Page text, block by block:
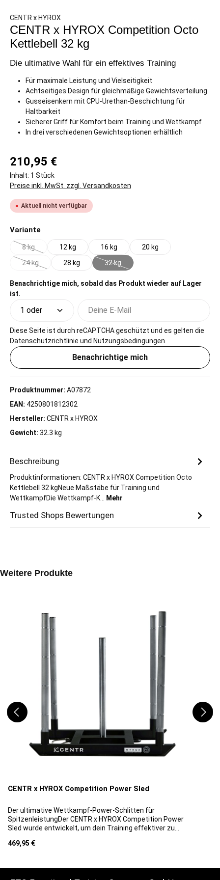
CENTR x HYROX
CENTR x HYROX Competition Octo
Kettlebell 32 kg
Die ultimative Wahl für ein effektives Training
Für maximale Leistung und Vielseitigkeit
Achtseitiges Design für gleichmäßige Gewichtsverteilung
Gusseisenkern mit CPU-Urethan-Beschichtung für
Haltbarkeit
Sicherer Griff für Komfort beim Training und Wettkampf
In drei verschiedenen Gewichtsoptionen erhältlich
210,95 €
Inhalt: 1 Stück
Preise inkl. MwSt. zzgl. Versandkosten
Aktuell nicht verfügbar
Variante
8 kg
(Diese Option ist zurzeit nicht verfügbar.)
12 kg 16 kg
20 kg
24 kg
(Diese Option ist zurzeit nicht verfügbar.)
28 kg 32 kg
(Diese Option ist zurzeit nicht
Benachrichtige mich, sobald das Produkt wieder auf Lager
ist.
Diese Seite ist durch reCAPTCHA geschützt und es gelten die
Datenschutzrichtlinie und Nutzungsbedingungen
Benachrichtige mich
Produktnummer: A07872
EAN: 4250801812302
Hersteller: CENTR x HYROX
Gewicht: 32.3 kg
Beschreibung
Produktinformationen: CENTR x HYROX Competition Octo
Kettlebell 32 kgNeue Maßstäbe für Training und
WettkampfDie Wettkampf-K…
Mehr
Trusted Shops Bewertungen
Produktgalerie überspringen
Weitere Produkte
CENTR x HYROX Competition Power Sled
Der ultimative Wettkampf-Power-Schlitten für
SpitzenleistungDer CENTR x HYROX Competition Power
Sled wurde entwickelt, um dein Training effektiver zu
zu ermöglichen, deine Leistung zu maximieren und
Regulärer Preis:
469,95 €